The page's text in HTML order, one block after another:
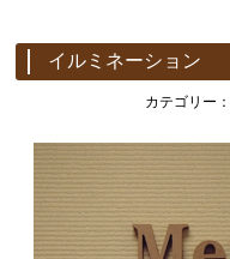
イルミネーション
カテゴリー：